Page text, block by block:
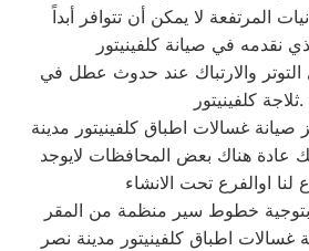
المرتفعة لا يمكن أن تتوافر أبداً
نقدمه في صيانة كلفينيتور
والارتباك عند حدوث عطل في
ثلاجة كلفينيتور.
غسالات اطباق كلفينيتور مدينة
عادة هناك بعض المحافظات لايوجد
خطوط سير منظمة من المقر
غسالات اطباق كلفينيتور مدينة نصر